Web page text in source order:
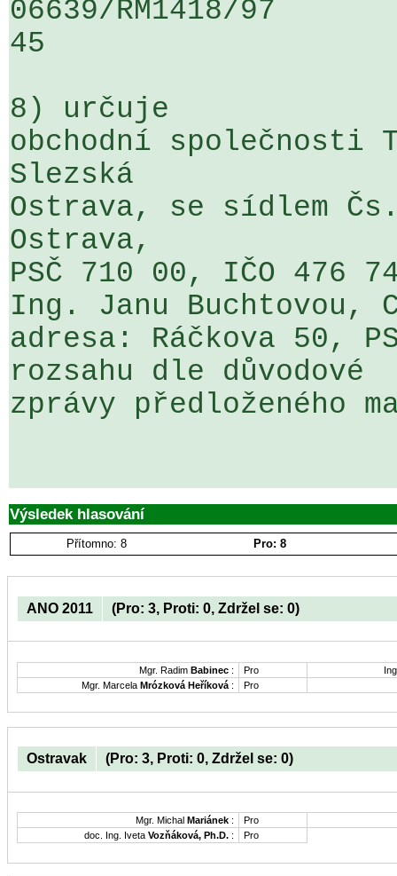
06639/RM1418/
45
8) určuje
obchodní společnosti
Slezská
Ostrava, se sídlem
Ostrava,
PSČ 710 00, IČO 476
Ing. Janu Buchtovou,
adresa: Ráčkova 50,
rozsahu dle důvodové
zprávy předloženého
Výsledek hlasování
Přítomno: 8 Pro: 8
ANO 2011 (Pro: 3, Proti: 0, Zdržel se: 0)
Mgr. Radim Babinec : Pro
Mgr. Marcela Mrózková Heříková : Pro
Ostravak (Pro: 3, Proti: 0, Zdržel se: 0)
Mgr. Michal Mariánek :
Pro
doc. Ing. Iveta Vozňáková, Ph.D. : Pro